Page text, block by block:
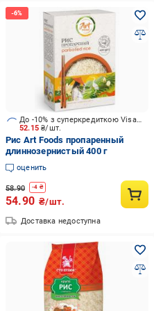
52.15₴/шт.
До -10% з суперкредиткою Visa Вигода
Рис Art Foods пропаренный
длиннозернистый 400 г
оценить
58.90 -4 ₴
54.90 ₴/шт.
Доставка недоступна